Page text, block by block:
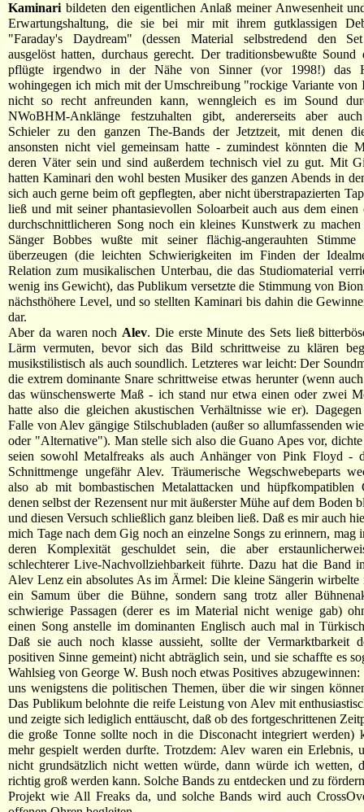
Kaminari bildeten den eigentlichen Anlaß meiner Anwesenheit
Erwartungshaltung, die sie bei mir mit ihrem gutklassigen
"Faraday's Daydream" (dessen Material selbstredend den
ausgelöst hatten, durchaus gerecht. Der traditionsbewußte Sound
pflügte irgendwo in der Nähe von Sinner (vor 1998!) das
wohingegen ich mich mit der Umschreibung "rockige Variante von
nicht so recht anfreunden kann, wenngleich es im Sound
NWoBHM-Anklänge festzuhalten gibt, andererseits aber
Schieler zu den ganzen The-Bands der Jetztzeit, mit denen
ansonsten nicht viel gemeinsam hatte - zumindest könnten die
deren Väter sein und sind außerdem technisch viel zu gut. Mit
hatten Kaminari den wohl besten Musiker des ganzen Abends in
sich auch gerne beim oft gepflegten, aber nicht überstrapazierten
ließ und mit seiner phantasievollen Soloarbeit auch aus dem einen
durchschnittlicheren Song noch ein kleines Kunstwerk zu machen
Sänger Bobbes wußte mit seiner flächig-angerauhten Stimme
überzeugen (die leichten Schwierigkeiten im Finden der
Relation zum musikalischen Unterbau, die das Studiomaterial
wenig ins Gewicht), das Publikum versetzte die Stimmung von
nächsthöhere Level, und so stellten Kaminari bis dahin die
dar.
Aber da waren noch Alev. Die erste Minute des Sets ließ
Lärm vermuten, bevor sich das Bild schrittweise zu klären
musikstilistisch als auch soundlich. Letzteres war leicht: Der
die extrem dominante Snare schrittweise etwas herunter (wenn
das wünschenswerte Maß - ich stand nur etwa einen oder zwei
hatte also die gleichen akustischen Verhältnisse wie er).
Falle von Alev gängige Stilschubladen (außer so allumfassenden
oder "Alternative"). Man stelle sich also die Guano Apes vor,
seien sowohl Metalfreaks als auch Anhänger von Pink Floyd -
Schnittmenge ungefähr Alev. Träumerische Wegschwebeparts
also ab mit bombastischen Metalattacken und hüpfkompatiblen
denen selbst der Rezensent nur mit äußerster Mühe auf dem Boden
und diesen Versuch schließlich ganz bleiben ließ. Daß es mir auch
mich Tage nach dem Gig noch an einzelne Songs zu erinnern, mag
deren Komplexität geschuldet sein, die aber
schlechterer Live-Nachvollziehbarkeit führte. Dazu hat die Band
Alev Lenz ein absolutes As im Ärmel: Die kleine Sängerin
ein Samum über die Bühne, sondern sang trotz aller
schwierige Passagen (derer es im Material nicht wenige gab)
einen Song anstelle im dominanten Englisch auch mal in
Daß sie auch noch klasse aussieht, sollte der Vermarktbarkeit
positiven Sinne gemeint) nicht abträglich sein, und sie schaffte es
Wahlsieg von George W. Bush noch etwas Positives
uns wenigstens die politischen Themen, über die wir singen
Das Publikum belohnte die reife Leistung von Alev mit
und zeigte sich lediglich enttäuscht, daß ob des fortgeschrittenen
die große Tonne sollte noch in die Disconacht integriert werden)
mehr gespielt werden durfte. Trotzdem: Alev waren ein Erlebnis,
nicht grundsätzlich nicht wetten würde, dann würde ich wetten,
richtig groß werden kann. Solche Bands zu entdecken und zu
Projekt wie All Freaks da, und solche Bands wird auch